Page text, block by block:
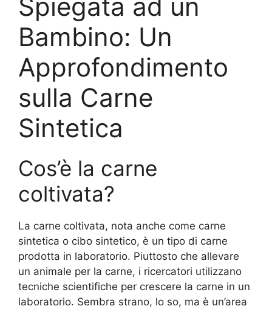
Spiegata ad un
Bambino: Un
Approfondimento
sulla Carne
Sintetica
Cos’è la carne
coltivata?
La carne coltivata, nota anche come carne
sintetica o cibo sintetico, è un tipo di carne
prodotta in laboratorio. Piuttosto che allevare
un animale per la carne, i ricercatori utilizzano
tecniche scientifiche per crescere la carne in un
laboratorio. Sembra strano, lo so, ma è un’area